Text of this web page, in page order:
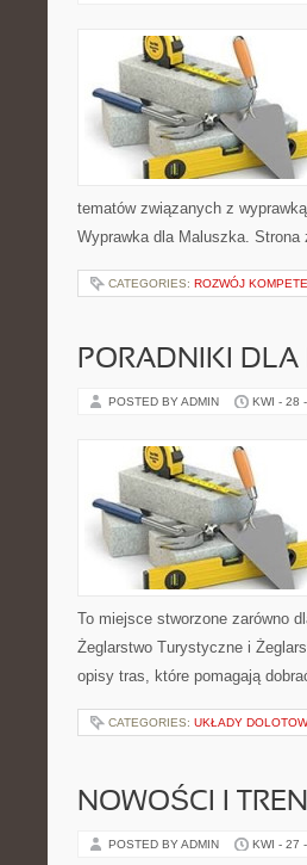
tematów związanych z
Wyprawka dla Maluszka.
CATEGORIES: ROZWÓJ
PORADNIKI DLA
POSTED BY ADMIN KWI - 28
To miejsce stworzone zarówno
Żeglarstwo Turystyczne i
opisy tras, które pomagają
CATEGORIES: UKŁADY
NOWOŚCI I
POSTED BY ADMIN KWI - 27